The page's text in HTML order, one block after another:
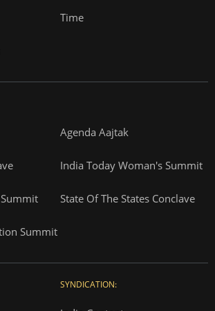
Time
Agenda Aajtak
India Today Woman's Summit
State Of The States Conclave
Summit
SYNDICATION: